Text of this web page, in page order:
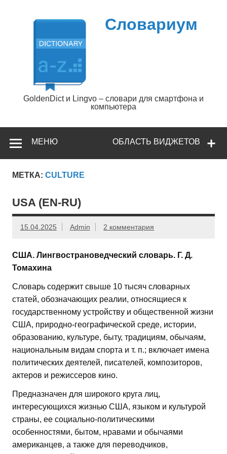
содержимому
Словариум
GoldenDict и Lingvo – словари для смартфона и
компьютера
ОБЛАСТЬ ВИДЖЕТОВ
МЕНЮ
МЕТКА: CULTURE
USA (EN-RU)
15.04.2025 Admin 2 комментария
США. Лингвострановедческий словарь. Г. Д.
Томахина
Словарь содержит свыше 10 тысяч словарных
статей, обозначающих реалии, относящиеся к
государственному устройству и общественной жизни
США, природно-географической среде, истории,
образованию, культуре, быту, традициям, обычаям,
национальным видам спорта и т. п.; включает имена
политических деятелей, писателей, композиторов,
актеров и режиссеров кино.
Предназначен для широкого круга лиц,
интересующихся жизнью США, языком и культурой
страны, ее социально-политическими
особенностями, бытом, нравами и обычаями
американцев, а также для переводчиков,